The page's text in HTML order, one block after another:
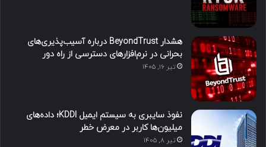
هشدار BeyondTrust درباره آسیب‌پذیری‌های
بحرانی در نرم‌افزارهای دسترسی از راه دور
تیر ۱۶, ۱۴۰۵
نفوذ سایبری به سیستم ایمیل KDDI؛ داده‌های
میلیون‌ها کاربر در معرض خطر
تیر ۸, ۱۴۰۵